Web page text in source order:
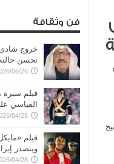
فن وثقافة
خروج
تحسن
06/26
فيلم
القياسي
04/28
فيلم
ويتصدر
04/28